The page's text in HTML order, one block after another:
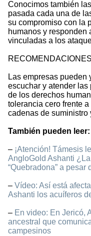
Conocimos también
pasada cada una de
su compromiso con la
humanos y responden
vinculadas a los
RECOMENDACIONES
Las empresas pueden
escuchar y atender
de los derechos
tolerancia cero frente
cadenas de suministro
También pueden leer:
– ¡Atención! Támesis
AngloGold Ashanti
“Quebradona” a
– Vídeo: Así está
Ashanti los acuíferos
– En video: En Jericó,
ancestral que
campesinos